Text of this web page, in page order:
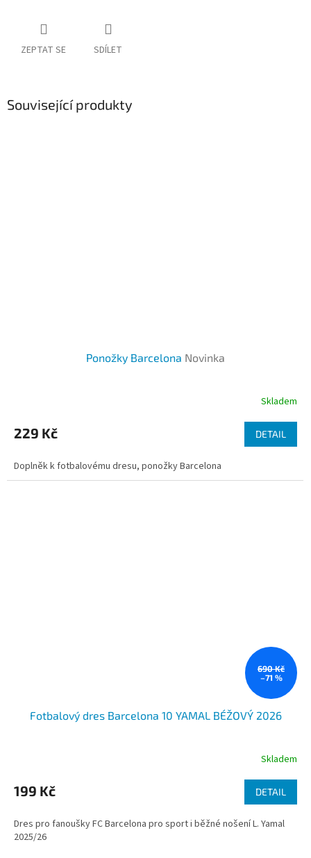
ZEPTAT SE SDÍLET
Související produkty
Ponožky Barcelona Novinka
Skladem
229 Kč DETAIL
Doplněk k fotbalovému dresu, ponožky Barcelona
690 Kč
–71 %
Fotbalový dres Barcelona 10 YAMAL BÉŽOVÝ 2026
Skladem
199 Kč DETAIL
Dres pro fanoušky FC Barcelona pro sport i běžné nošení L. Yamal
2025/26